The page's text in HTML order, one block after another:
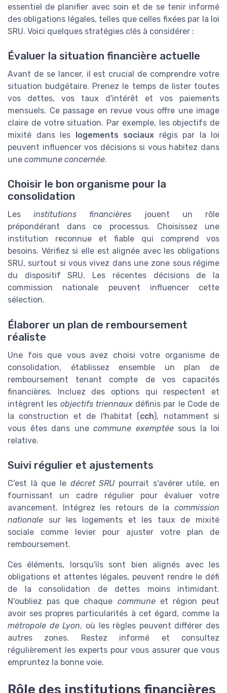
essentiel de planifier avec soin et de se tenir informé
des obligations légales, telles que celles fixées par la loi
SRU. Voici quelques stratégies clés à considérer :
Évaluer la situation financière actuelle
Avant de se lancer, il est crucial de comprendre votre
situation budgétaire. Prenez le temps de lister toutes
vos dettes, vos taux d'intérêt et vos paiements
mensuels. Ce passage en revue vous offre une image
claire de votre situation. Par exemple, les objectifs de
mixité dans les logements sociaux régis par la loi
peuvent influencer vos décisions si vous habitez dans
une commune concernée.
Choisir le bon organisme pour la
consolidation
Lesinstitutions financières jouent un rôle
prépondérant dans ce processus. Choisissez une
institution reconnue et fiable qui comprend vos
besoins. Vérifiez si elle est alignée avec les obligations
SRU, surtout si vous vivez dans une zone sous régime
du dispositif SRU. Les récentes décisions de la
commission nationale peuvent influencer cette
sélection.
Élaborer un plan de remboursement
réaliste
Une fois que vous avez choisi votre organisme de
consolidation, établissez ensemble un plan de
remboursement tenant compte de vos capacités
financières. Incluez des options qui respectent et
intègrent les objectifs triennauxdéfinis par le Code de
la construction et de l'habitat (cch), notamment si
vous êtes dans une commune exemptéesous la loi
relative.
Suivi régulier et ajustements
C'est là que le décret SRUpourrait s'avérer utile, en
fournissant un cadre régulier pour évaluer votre
avancement. Intégrez les retours de la commission
nationale sur les logements et les taux de mixité
sociale comme levier pour ajuster votre plan de
remboursement.
Ces éléments, lorsqu'ils sont bien alignés avec les
obligations et attentes légales, peuvent rendre le défi
de la consolidation de dettes moins intimidant.
N'oubliez pas que chaque communeet région peut
avoir ses propres particularités à cet égard, comme la
métropole de Lyon, où les règles peuvent différer des
autres zones. Restez informé et consultez
régulièrement les experts pour vous assurer que vous
empruntez la bonne voie.
Rôle des institutions financières